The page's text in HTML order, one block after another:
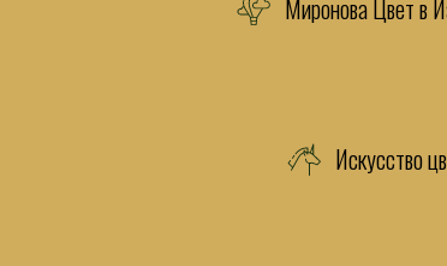
Миронова Цвет в
Искусство